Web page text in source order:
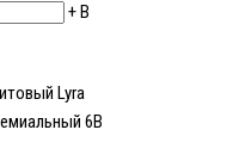
+В
Lyra
6В